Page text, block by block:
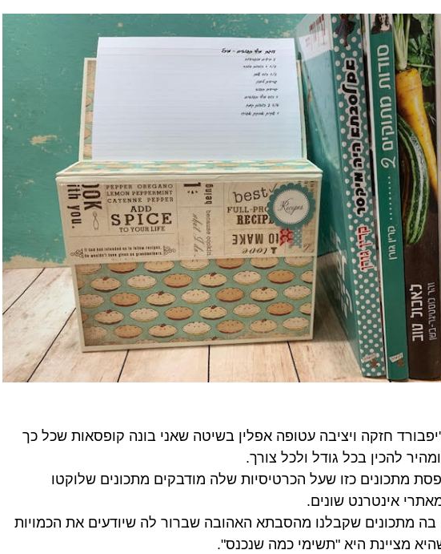
חזקה ויציבה עטופה אפלין בשיטה שאני בונה קופסאות שכל כך
להכין בכל גודל ולכל צורך.
מתכונים כזו שעל הכרטיסיות שלה מודבקים מתכונים שלוקטו
אינטרנט שונים.
בה מתכונים שקבלנו מהסבתא האהובה שברור לה שיודעים את הכמויות
מציינת היא "תשימי כמה שנכנס".